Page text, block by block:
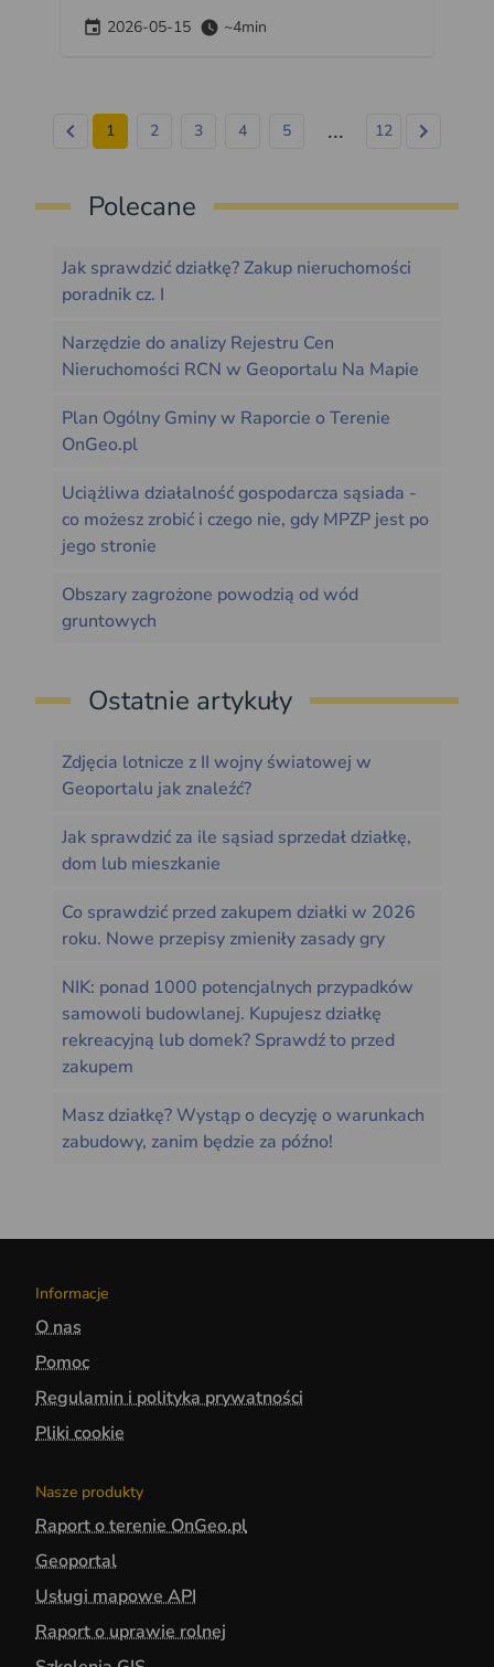
2026-05-15 ~4min
1 2 3 4 5 ... 12
Polecane
Jak sprawdzić działkę? Zakup nieruchomości
poradnik cz. I
Narzędzie do analizy Rejestru Cen
Nieruchomości RCN w Geoportalu Na Mapie
Plan Ogólny Gminy w Raporcie o Terenie
OnGeo.pl
Uciążliwa działalność gospodarcza sąsiada -
co możesz zrobić i czego nie, gdy MPZP jest po
jego stronie
Obszary zagrożone powodzią od wód
gruntowych
Ostatnie artykuły
Zdjęcia lotnicze z II wojny światowej w
Geoportalu jak znaleźć?
Jak sprawdzić za ile sąsiad sprzedał działkę,
dom lub mieszkanie
Co sprawdzić przed zakupem działki w 2026
roku. Nowe przepisy zmieniły zasady gry
NIK: ponad 1000 potencjalnych przypadków
samowoli budowlanej. Kupujesz działkę
rekreacyjną lub domek? Sprawdź to przed
zakupem
Masz działkę? Wystąp o decyzję o warunkach
zabudowy, zanim będzie za późno!
Informacje
O nas
Pomoc
Regulamin i polityka prywatności
Pliki cookie
Nasze produkty
Raport o terenie OnGeo.pl
Geoportal
Usługi mapowe API
Raport o uprawie rolnej